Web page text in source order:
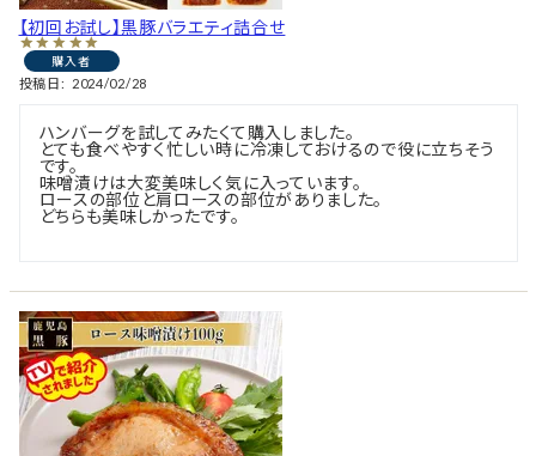
【初回お試し】黒豚バラエティ詰合せ
購入者
投稿日 2024/02/28
ハンバーグを試してみたくて購入しました。
とても食べやすく忙しい時に冷凍しておけるので役に立ちそう
です。
味噌漬けは大変美味しく気に入っています。
ロースの部位と肩ロースの部位がありました。
どちらも美味しかったです。